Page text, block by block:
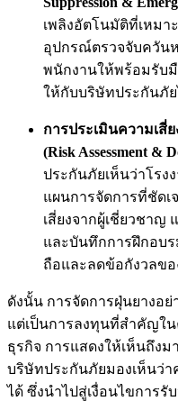
เพลิงอัตโนมัติที่เหม
อุปกรณ์ตรวจจับควัน
พนักงานให้พร้อมรับ
ให้กับบริษัทประกันภัย
การประเมินความเสี่
(Risk Assessment &
ประกันภัยเห็นว่าโรง
แผนการจัดการที่ชัดเ
เสี่ยงจากผู้เชี่ยวชาญ
และบันทึกการฝึกอบ
ถือและลดข้อกังวลข
ดังนั้น การจัดการฝุ่นยางอย่
แต่เป็นการลงทุนที่สำคัญใ
ธุรกิจ การแสดงให้เห็นถึง
บริษัทประกันภัยมองเห็นว่า
ได้ ซึ่งนำไปสู่เงื่อนไขการรั